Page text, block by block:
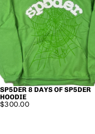
AUSVERKAUFT
SP5DER 8 DAYS OF SP5DER
HOODIE
$300.00